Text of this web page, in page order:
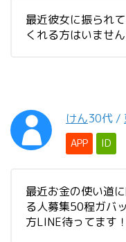
最近彼女に振られ
くれる方はいませ
けん30代 /
APP ID
最近お金の使い道
る人募集50程ガバ
方LINE待ってます！